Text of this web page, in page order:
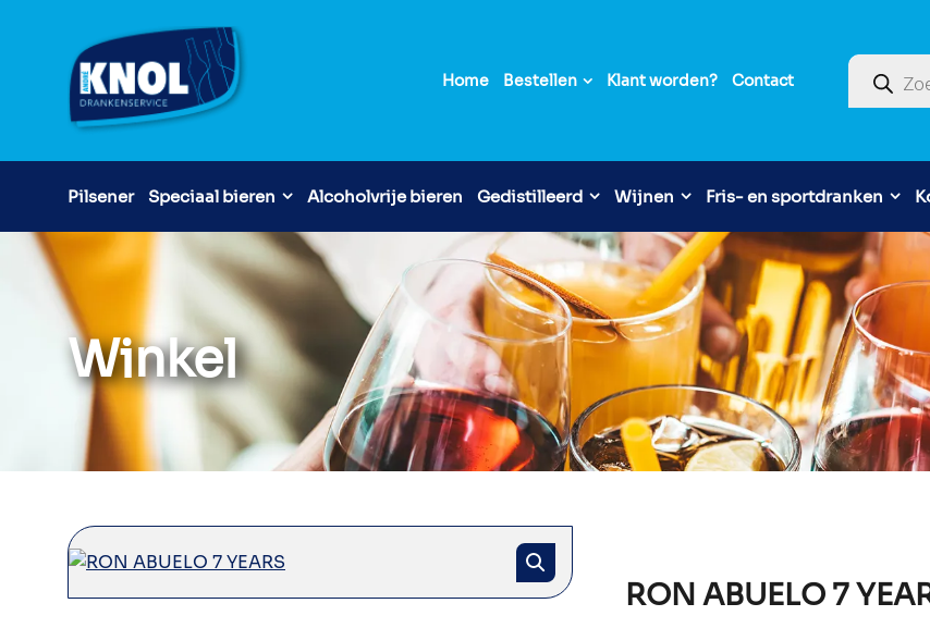
Home Bestellen Klant worden? Contact
Pilsener Speciaal bieren Alcoholvrije bieren Gedistilleerd Wijnen Fris- en sportdranken
Winkel
RON ABUELO 7